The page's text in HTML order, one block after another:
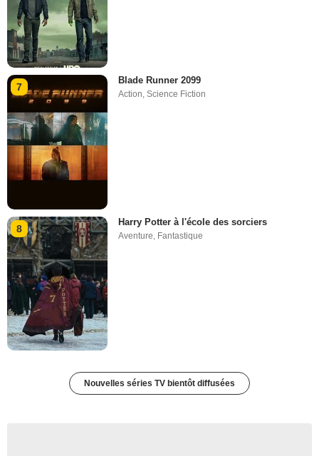
7
Blade Runner 2099
Action,Science Fiction
8
Harry Potter à l'école des sorciers
Aventure Fantastique
Nouvelles séries TV bientôt diffusées